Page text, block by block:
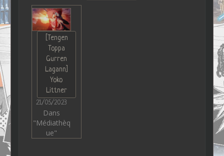
[Tengen
Toppa
Gurren
Lagann]
Yoko
Littner
21/05/2023
Dans
"Médiathèq
ue"